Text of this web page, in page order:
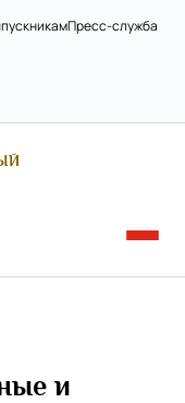
Пресс-служба
и